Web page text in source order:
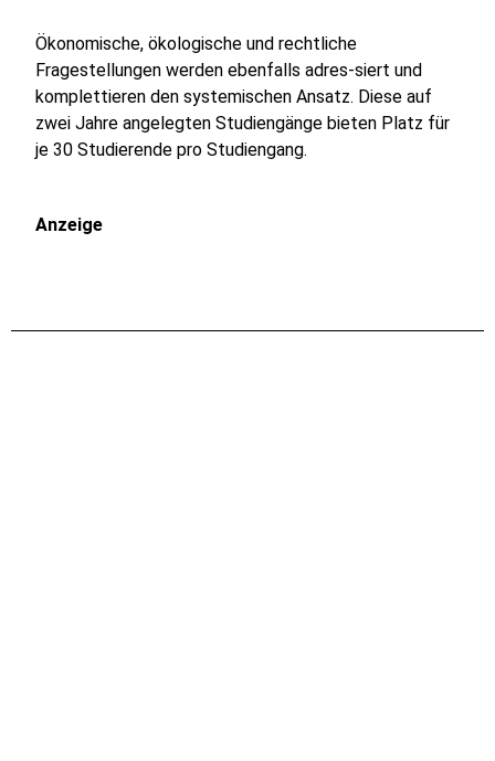
Ökonomische, ökologische und rechtliche
Fragestellungen werden ebenfalls adres-siert und
komplettieren den systemischen Ansatz. Diese auf
zwei Jahre angelegten Studiengänge bieten Platz für
je 30 Studierende pro Studiengang.
Anzeige